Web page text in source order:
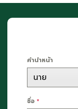
คำนำหน้า
ชื่อ *